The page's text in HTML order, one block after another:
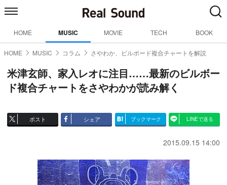
HOME MUSIC MOVIE TECH BOOK
HOME MUSIC コラム さやわか、ビルボード複合チャートを解説
米津玄師、家入レオに注目……最新のビルボー
ド複合チャートをさやわかが読み解く
ポスト シェア ブックマーク LINEで送る
2015.09.15 14:00